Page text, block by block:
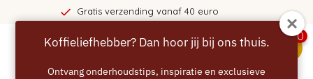
365 dagen
0
Koffieliefhebber? Dan hoor jij bij ons thuis.
Ontvang onderhoudstips, inspiratie en exclusieve